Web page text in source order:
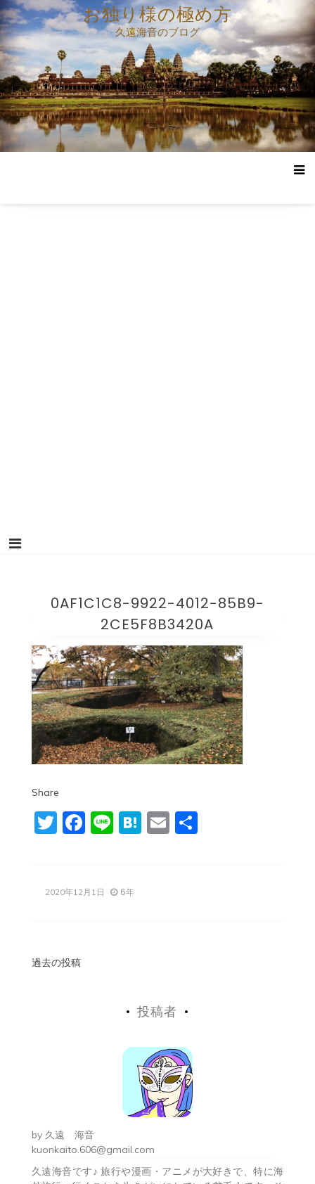
コ
ン
テ
ン
ツ
へ
ス
キ
ッ
お独り様の極め方
久遠海音のブログ
0AF1C1C8-9922-4012-85B9-
2CE5F8B3420A
Share
Twitter
Facebook
LineHatena
Email
共
2020年12月1日 6年
投
シ
ョ
過去の投稿
投稿者
by 久遠 海音
kuonkaito.606@gmail.com
久遠海音です♪ 旅行や漫画・アニメが大好きで、特に海